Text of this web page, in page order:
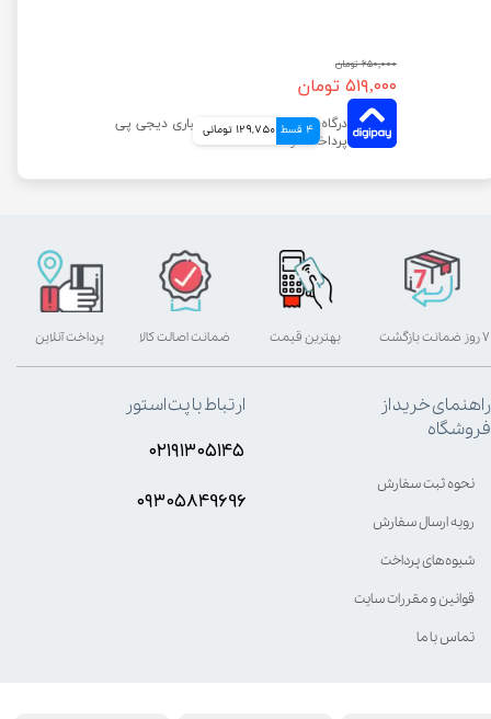
۶۵۰,۰۰۰ تومان
۵۱۹,۰۰۰ تومان
4 قسط 129,750 تومانی
بهترین قیمت پرداخت آنلاین ۷ روز ضمانت بازگشت ضمانت اصالت کالا
راهنمای خرید از
فروشگاه
نحوه ثبت سفارش
رویه ارسال سفارش
شیوه‌های پرداخت
قوانین و مقررات سایت
تماس با ما
ارتباط با پت استور
۰۲۱۹۱۳۰۵۱۴۵
۰۹۳۰۵8۴9696